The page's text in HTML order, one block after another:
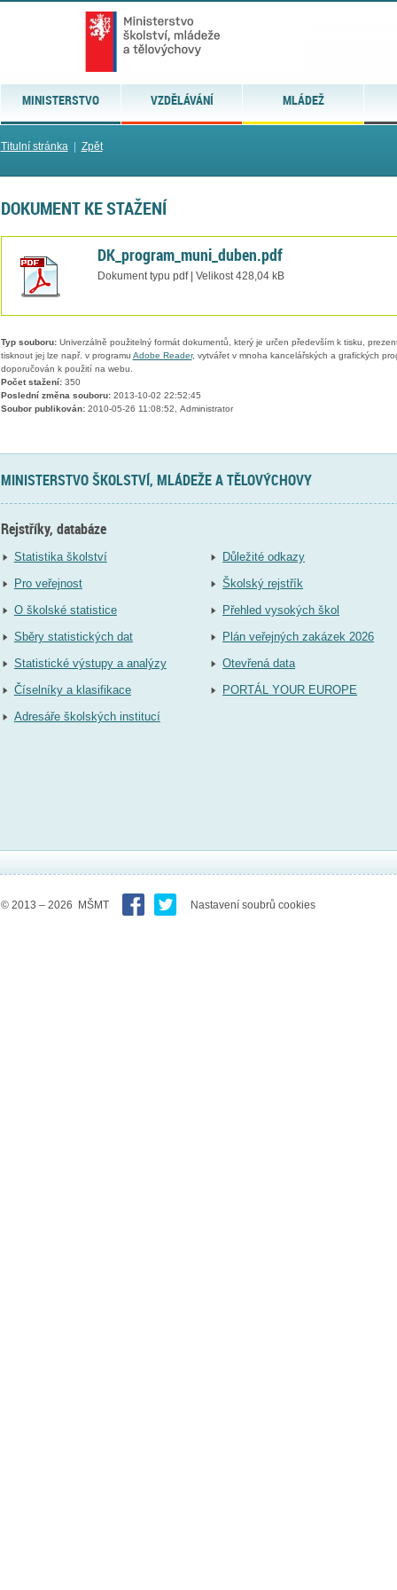
MINISTERSTVO VZDĚLÁVÁNÍ MLÁDEŽ
Titulní stránka| Zpět
DOKUMENT KE STAŽENÍ
DK_program_muni_duben.pdf
Dokument typu pdf | Velikost 428,04 kB
Typ souboru:Univerzálně použitelný formát dokumentů, který je určen především k tisku,
tisknout jej lze např. v programu Adobe Reader, vytvářet v mnoha kancelářských a grafických
doporučován k použití na webu.
Počet stažení:350
Poslední změna souboru:2013-10-02 22:52:45
Soubor publikován:2010-05-26 11:08:52, Administrator
MINISTERSTVO ŠKOLSTVÍ, MLÁDEŽE A TĚLOVÝCHOVY
Rejstříky, databáze
Statistika školství
Pro veřejnost
O školské statistice
Sběry statistických dat
Statistické výstupy a analýzy
Číselníky a klasifikace
Adresáře školských institucí
Důležité odkazy
Školský rejstřík
Přehled vysokých škol
Plán veřejných zakázek 2026
Otevřená data
PORTÁL YOUR EUROPE
© 2013 – 2026 MŠMT Nastavení soubrů cookies